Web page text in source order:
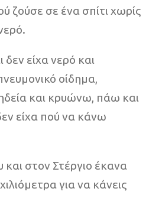
ζούσε σε ένα σπίτι χωρίς
δεν είχα νερό και
οίδημα,
και κρυώνω, πάω και
είχα πού να κάνω
στον Στέργιο έκανα
για να κάνεις